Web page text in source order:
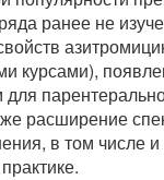
ранее не
курсами),
расширение
в том числе и